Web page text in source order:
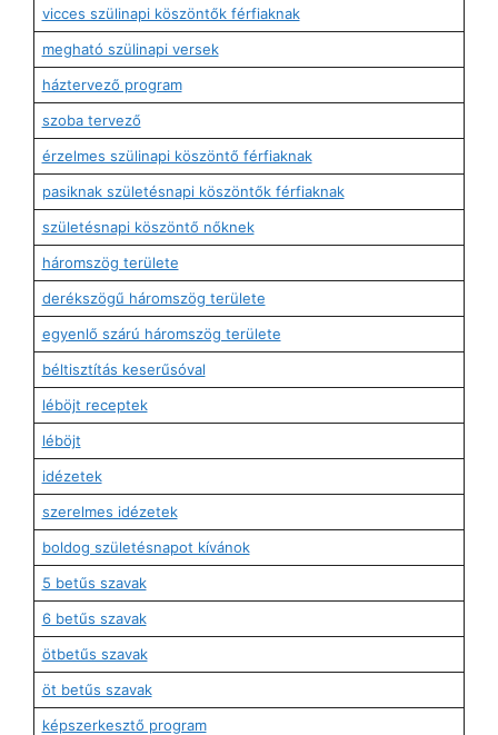
vicces szülinapi köszöntők férfiaknak
megható szülinapi versek
háztervező program
szoba tervező
érzelmes szülinapi köszöntő férfiaknak
pasiknak születésnapi köszöntők férfiaknak
születésnapi köszöntő nőknek
háromszög területe
derékszögű háromszög területe
egyenlő szárú háromszög területe
béltisztítás keserűsóval
léböjt receptek
léböjt
idézetek
szerelmes idézetek
boldog születésnapot kívánok
5 betűs szavak
6 betűs szavak
ötbetűs szavak
öt betűs szavak
képszerkesztő program